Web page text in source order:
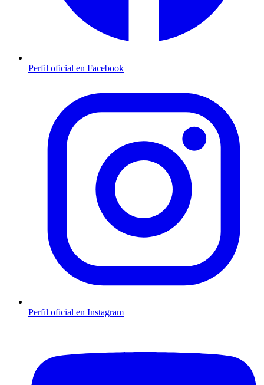
Perfil oficial en Facebook
Perfil oficial en Instagram